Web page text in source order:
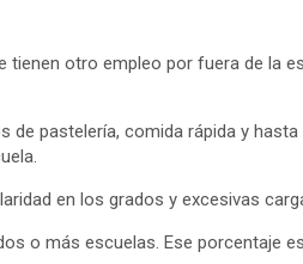
otro empleo por fuera de la
pastelería, comida rápida y
en los grados y excesivas
o más escuelas. Ese porcentaje